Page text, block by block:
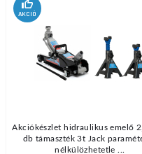
AKCIÓ
Akciókészlet hidraulikus emelő
db támaszték 3t Jack
nélkülözhetetle ...